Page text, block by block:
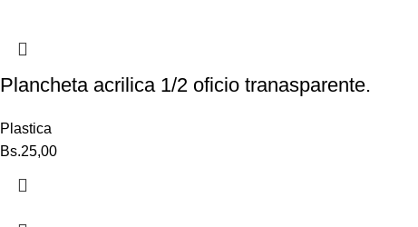
Plancheta acrilica 1/2 oficio tranasparente.
Plastica
Bs.25,00